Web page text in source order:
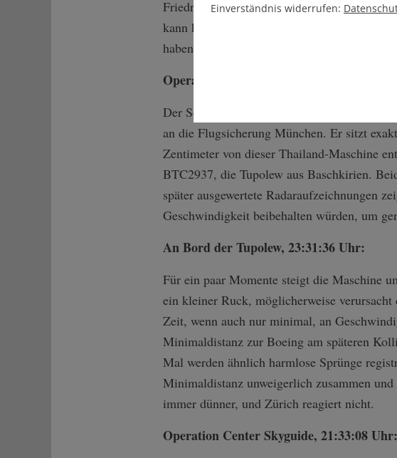
Friedrichshafen landen will. Der Lotse
kann keine zwei Radarschirme zur selben
haben.
Operation Center Skyguide, 21:31:15 Uhr:
Der Schweizer Lotse übergibt einen
an die Flugsicherung München. Er sitzt
Zentimeter von dieser Thailand-Maschine
BTC2937, die Tupolew aus Baschkirien.
später ausgewertete Radaraufzeichnungen
Geschwindigkeit beibehalten würden, um
An Bord der Tupolew, 23:31:36 Uhr:
Für ein paar Momente steigt die Maschine
ein kleiner Ruck, möglicherweise
Zeit, wenn auch nur minimal, an
Minimaldistanz zur Boeing am späteren
Mal werden ähnlich harmlose Sprünge
Minimaldistanz unweigerlich zusammen
immer dünner, und Zürich reagiert nicht.
Operation Center Skyguide, 21:33:08 Uhr:
Einverständnis widerrufen: